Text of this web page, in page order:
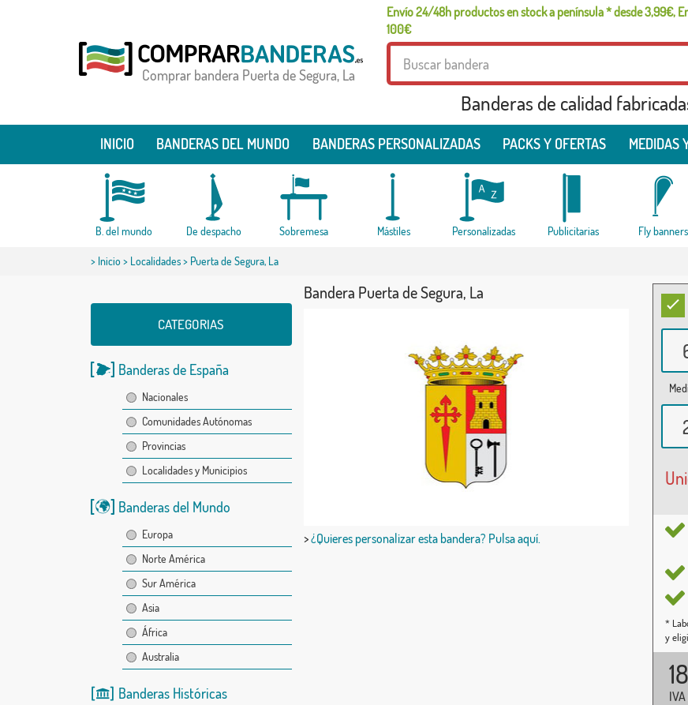
Envío 24/48h productos en stock a península * desde 3,99€,
100€
Comprar bandera Puerta de Segura, La
Banderas de calidad
INICIO BANDERAS DEL MUNDO BANDERAS PERSONALIZADAS PACKS Y OFERTAS MEDIDAS
B. del mundo De despacho Sobremesa Mástiles Personalizadas Publicitarias Fly banners
> Inicio> Localidades> Puerta de Segura, La
CATEGORIAS
Banderas de España
Nacionales
Comunidades Autónomas
Provincias
Localidades y Municipios
Banderas del Mundo
Europa
Norte América
Sur América
Asia
África
Australia
Banderas Históricas
Bandera Puerta de Segura, La
>¿Quieres personalizar esta bandera? Pulsa aquí.
*
y